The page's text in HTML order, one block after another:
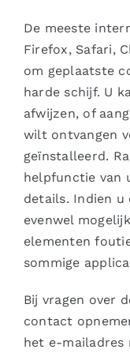
De meeste
Firefox, Safari,
om geplaatste
harde schijf. U
afwijzen, of
wilt ontvangen
geïnstalleerd.
helpfunctie van
details. Indien
evenwel
elementen
sommige
Bij vragen over
contact
het e-mailadres